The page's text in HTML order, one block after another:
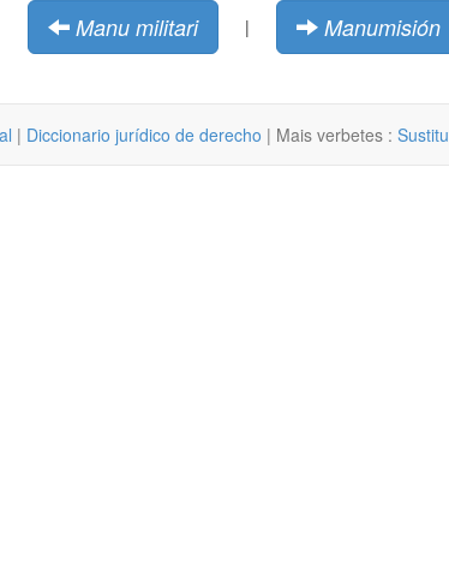
Manu militari | Manumisión
| Diccionario jurídico de derecho | Mais verbetes :